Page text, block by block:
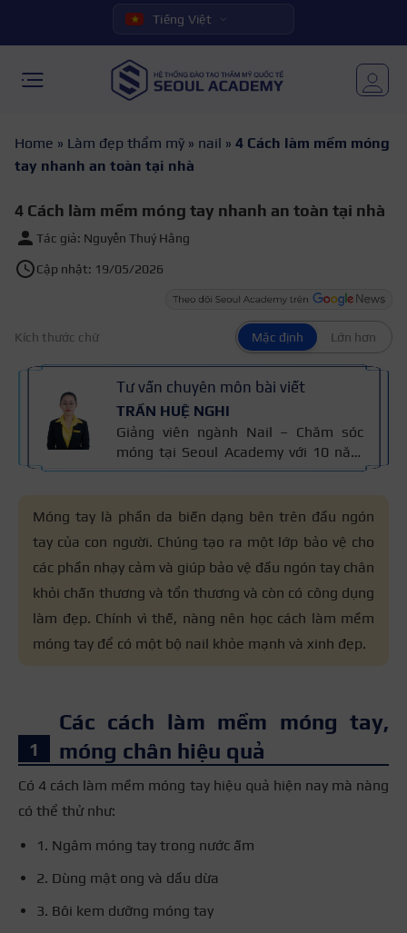
Tiếng Việt
Home » Làm đẹp thẩm mỹ » nail » 4 Cách làm mềm móng
tay nhanh an toàn tại nhà
4 Cách làm mềm móng tay nhanh an toàn tại nhà
Tác giả: Nguyễn Thuý Hằng
Cập nhật: 19/05/2026
Kích thước chữ Mặc định Lớn hơn
Tư vấn chuyên môn bài viết
TRẦN HUỆ NGHI
Giảng viên ngành Nail – Chăm sóc
móng tại Seoul Academy với 10 năm
kinh nghiệm trong nghề. Có chuyên
móng, sơn gel, đắp bột và vẽ móng
nghệ thuật. Kiến thức trong bài được
đối chiếu với quy trình chăm sóc móng
chuẩn nghề và 10 năm kinh nghiệm
giảng dạy của cô, giúp người đọc nắm
thông tin đáng tin cậy.
Móng tay là phần da biến dạng bên trên đầu ngón
tay của con người. Chúng tạo ra một lớp bảo vệ cho
các phần nhạy cảm và giúp bảo vệ đầu ngón tay chân
khỏi chấn thương và tổn thương và còn có công dụng
làm đẹp. Chính vì thế, nàng nên học cách làm mềm
móng tay để có một bộ nail khỏe mạnh và xinh đẹp.
Các cách làm mềm móng tay,
móng chân hiệu quả
Có 4 cách làm mềm móng tay hiệu quả hiện nay mà nàng
có thể thử như:
1. Ngâm móng tay trong nước ấm
2. Dùng mật ong và dầu dừa
3. Bôi kem dưỡng móng tay